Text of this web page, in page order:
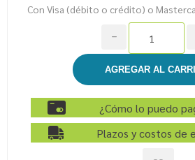
Con Visa (débito o crédito) o
h
¿Cómo lo puedo
Plazos y costos de